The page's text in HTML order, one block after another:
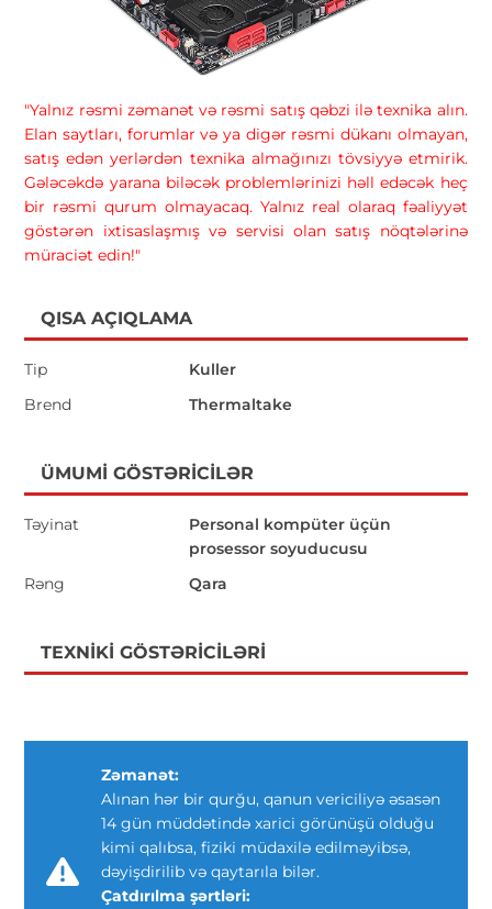
"Yalnız rəsmi zəmanət və rəsmi satış qəbzi ilə texnika alın.
Elan saytları, forumlar və ya digər rəsmi dükanı olmayan,
satış edən yerlərdən texnika almağınızı tövsiyyə etmirik.
Gələcəkdə yarana biləcək problemlərinizi həll edəcək heç
bir rəsmi qurum olmayacaq. Yalnız real olaraq fəaliyyət
göstərən ixtisaslaşmış və servisi olan satış nöqtələrinə
müraciət edin!"
QISA AÇIQLAMA
Tip
Kuller
Brend
Thermaltake
ÜMUMI GÖSTƏRICILƏR
Təyinat
Personal kompüter üçün
prosessor soyuducusu
Rəng
Qara
TEXNIKI GÖSTƏRICILƏRI
Zəmanət:
Alınan hər bir qurğu, qanun vericiliyə əsasən
14 gün müddətində xarici görünüşü olduğu
kimi qalıbsa, fiziki müdaxilə edilməyibsə,
dəyişdirilib və qaytarıla bilər.
Çatdırılma şərtləri: